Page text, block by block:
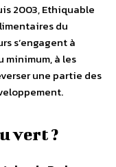
2003, Ethiquable
du
s’engagent à
minimum, à les
une partie des
vert ?